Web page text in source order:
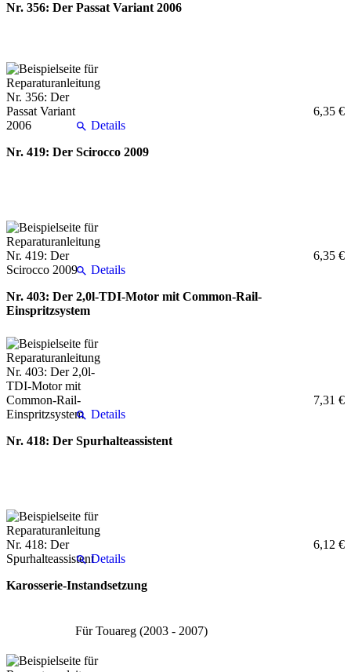
Nr. 356: Der Passat Variant 2006
6,35 €
Details
Nr. 419: Der Scirocco 2009
6,35 €
Details
Nr. 403: Der 2,0l-TDI-Motor mit Common-Rail-
Einspritzsystem
7,31 €
Details
Nr. 418: Der Spurhalteassistent
6,12 €
Details
Karosserie-Instandsetzung
Für Touareg (2003 - 2007)